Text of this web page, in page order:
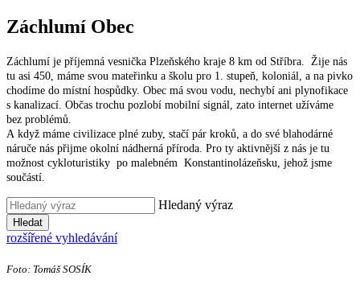
Záchlumí Obec
Záchlumí je příjemná vesnička Plzeňského kraje 8 km od Stříbra. Žije nás
tu asi 450, máme svou mateřinku a školu pro 1. stupeň, koloniál, a na pivko
chodíme do místní hospůdky. Obec má svou vodu, nechybí ani plynofikace
s kanalizací. Občas trochu pozlobí mobilní signál, zato internet užíváme
bez problémů.
A když máme civilizace plné zuby, stačí pár kroků, a do své blahodárné
náruče nás přijme okolní nádherná příroda. Pro ty aktivnější z nás je tu
možnost cykloturistiky po malebném Konstantinolázeňsku, jehož jsme
součástí.
Hledaný výraz
Hledat
rozšířené vyhledávání
Foto: Tomáš SOSÍK